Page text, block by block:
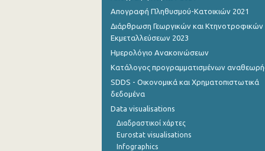
1o Τρίμηνο 2013
4o Τρίμηνο 2012
3o Τρίμηνο 2012
2o Τρίμηνο 2012
1o Τρίμηνο 2012
3o Τρίμηνο 2011
Απογραφή Πληθυσμού-Κατοικιών 2021
Διάρθρωση Γεωργικών και Κτηνοτροφικών
Εκμεταλλεύσεων 2023
Ημερολόγιο Ανακοινώσεων
Κατάλογος προγραμματισμένων
SDDS - Οικονομικά και Χρηματοπιστωτικά
δεδομένα
Data visualisations
Διαδραστικοί χάρτες
Eurostat visualisations
Infographics